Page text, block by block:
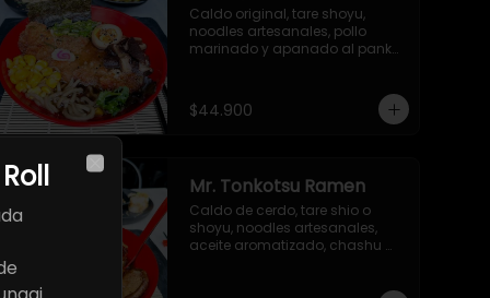
Caldo original, tare shoyu,
noodles artesanales, pollo
marinado y apanado al panko,
maíz dulce, semillas de ajonjolí
y alga nori.
$44.900
Mr. Tonkotsu Ramen
Caldo de cerdo, tare shio o
shoyu, noodles artesanales,
aceite aromatizado, chashu
Close